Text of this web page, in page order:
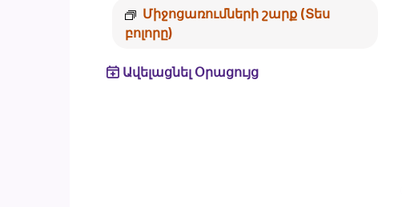
Միջոցառումների շարք (Տես
բոլորը)
Ավելացնել Օրացույց